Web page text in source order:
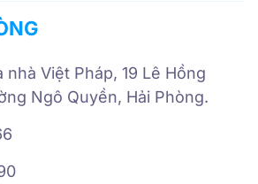
Việt Pháp, 19 Lê Hồng
Ngô Quyền, Hải Phòng.